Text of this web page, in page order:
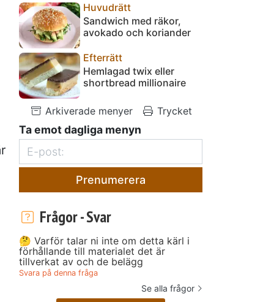
Huvudrätt
Sandwich med räkor,
avokado och koriander
Efterrätt
Hemlagad twix eller
shortbread millionaire
Arkiverade menyer Trycket
Ta emot dagliga menyn
Prenumerera
Frågor - Svar
🤔 Varför talar ni inte om detta kärl i
förhållande till materialet det är
tillverkat av och de belägg
Svara på denna fråga
Se alla frågor